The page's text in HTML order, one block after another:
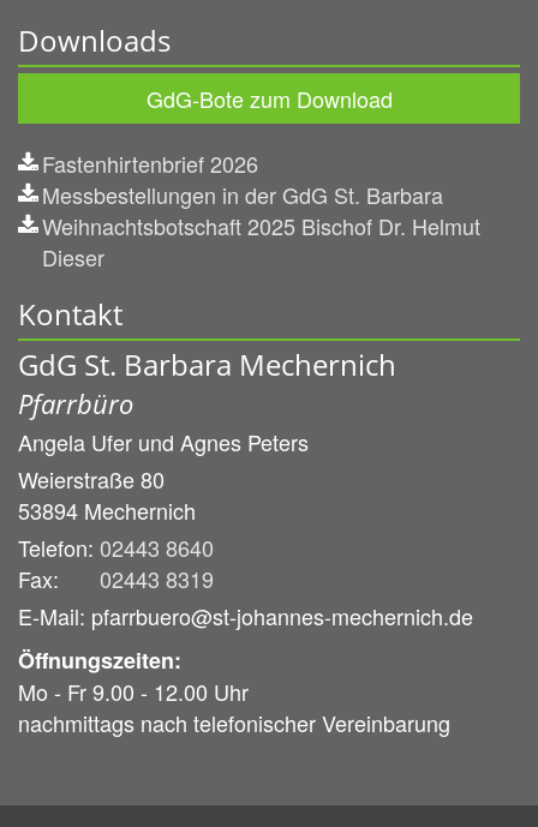
Downloads
GdG-Bote zum Download
Fastenhirtenbrief 2026
Messbestellungen in der GdG St. Barbara
Weihnachtsbotschaft 2025 Bischof Dr. Helmut
Dieser
Kontakt
GdG St. Barbara Mechernich
Pfarrbüro
Angela Ufer und Agnes Peters
Weierstraße 80
53894 Mechernich
Telefon: 02443 8640
Fax:
02443 8319
E-Mail: pfarrbuero@st-johannes-mechernich.de
Öffnungszeiten:
Mo - Fr 9.00 - 12.00 Uhr
nachmittags nach telefonischer Vereinbarung